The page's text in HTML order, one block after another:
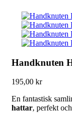
Handknuten
195,00 kr
En fantastisk
hattar, perfekt